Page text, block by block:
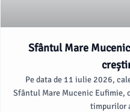
Sfântul Mare
Pe data de 11 iulie 2026,
Sfântul Mare Mucenic Eufimie,
timpurilor